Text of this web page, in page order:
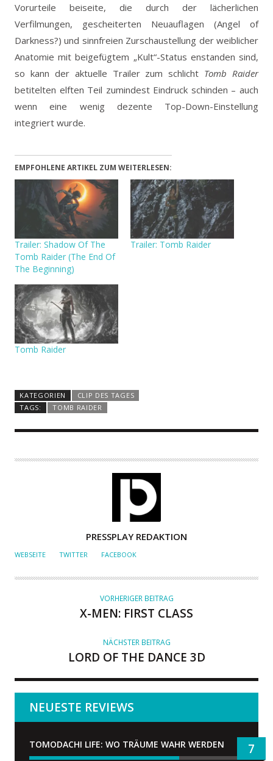
Vorurteile beiseite, die durch der lächerlichen
Verfilmungen, gescheiterten Neuauflagen (Angel of
Darkness?) und sinnfreien Zurschaustellung der weiblicher
Anatomie mit beigefügtem „Kult“-Status enstanden sind,
so kann der aktuelle Trailer zum schlicht Tomb Raider
betitelten elften Teil zumindest Eindruck schinden – auch
wenn eine wenig dezente Top-Down-Einstellung
integriert wurde.
EMPFOHLENE ARTIKEL ZUM WEITERLESEN:
Trailer: Shadow Of The
Tomb Raider (The End Of
The Beginning)
Trailer: Tomb Raider
Tomb Raider
KATEGORIEN
CLIP DES TAGES
TAGS:
TOMB RAIDER
U
O
PRESSPLAY REDAKTION
WEBSEITE TWITTER FACEBOOK
VORHERIGER BEITRAG
X-MEN: FIRST CLASS
NÄCHSTER BEITRAG
LORD OF THE DANCE 3D
NEUESTE REVIEWS
TOMODACHI LIFE: WO TRÄUME WAHR WERDEN 7